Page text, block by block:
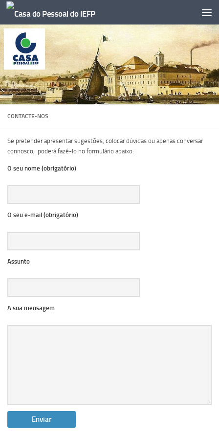
Skip to content
CONTACTE-NOS
Se pretender apresentar sugestões, colocar dúvidas ou apenas conversar
connosco, poderá fazê-lo no formulário abaixo:
O seu nome (obrigatório)
O seu e-mail (obrigatório)
Assunto
A sua mensagem